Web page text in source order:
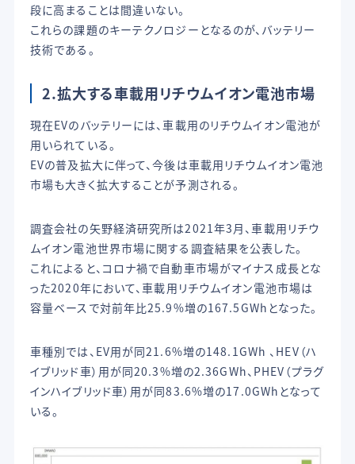
段に高まることは間違いない。
これらの課題のキーテクノロジーとなるのが、バッテリー
技術である。
2.拡大する車載用リチウムイオン電池市場
現在EVのバッテリーには、車載用のリチウムイオン電池が
用いられている。
EVの普及拡大に伴って、今後は車載用リチウムイオン電池
市場も大きく拡大することが予測される。
調査会社の矢野経済研究所は2021年3月、車載用リチウ
ムイオン電池世界市場に関する調査結果を公表した。
これによると、コロナ禍で自動車市場がマイナス成長とな
った2020年において、車載用リチウムイオン電池市場は
容量ベースで対前年比25.9%増の167.5GWhとなった。
車種別では、EV用が同21.6%増の148.1GWh 、HEV（ハ
イブリッド車）用が同20.3%増の2.36GWh、PHEV（プラグ
インハイブリッド車）用が同83.6%増の17.0GWhとなって
いる。